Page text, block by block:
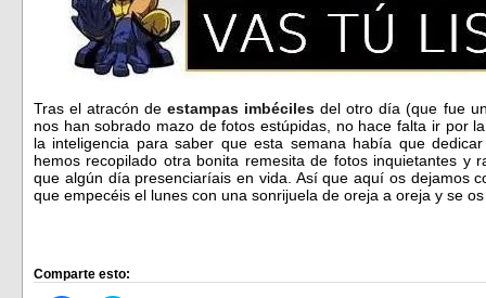
Tras el atracón deestampas imbéciles del otro día (que fue
nos han sobrado mazo de fotos estúpidas, no hace falta ir por
la inteligencia para saber que esta semana había que
hemos recopilado otra bonita remesita de fotos inquietantes y
que algún día presenciaríais en vida. Así que aquí os dejamos
que empecéis el lunes con una sonrijuela de oreja a oreja y se
Comparte esto: